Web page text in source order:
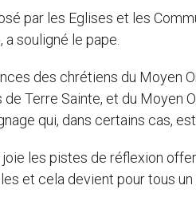
par les Eglises et les
souligné le pape.
des chrétiens du Moyen
Terre Sainte, et du Moyen
qui, dans certains cas,
joie les pistes de réflexion
et cela devient pour tous